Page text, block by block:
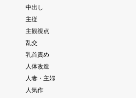
中出し
主従
主観視点
乱交
乳首責め
人体改造
人妻・主婦
人気作